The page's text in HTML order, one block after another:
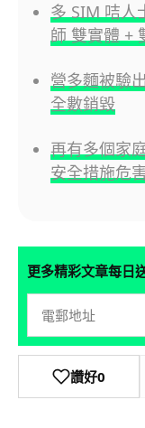
多 SIM 咭人
師 雙實體 +
營多麵被驗
全數銷毀
再有多個家
安全措施危
更多精彩文章每日
讚好0